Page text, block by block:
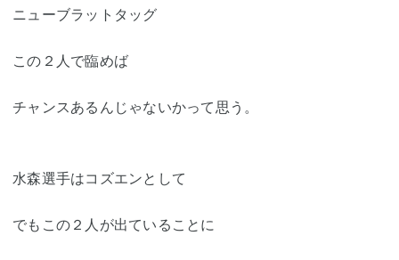
ニューブラットタッグ
この２人で臨めば
チャンスあるんじゃないかって思う。
水森選手はコズエンとして
でもこの２人が出ていることに